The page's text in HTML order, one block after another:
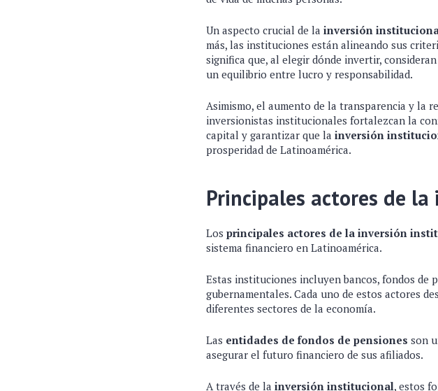
Un aspecto crucial de la inversión
más, las instituciones están alineando sus
significa que, al elegir dónde invertir,
un equilibrio entre lucro y responsabilidad.
Asimismo, el aumento de la transparencia y la
inversionistas institucionales fortalezcan la
capital y garantizar que la inversión
prosperidad de Latinoamérica.
Principales actores de
Los principales actores de la inversión
sistema financiero en Latinoamérica.
Estas instituciones incluyen bancos, fondos de
gubernamentales. Cada uno de estos actores
diferentes sectores de la economía.
Las entidades de fondos de pensiones son
asegurar el futuro financiero de sus afiliados.
A través de la inversión institucional, estos